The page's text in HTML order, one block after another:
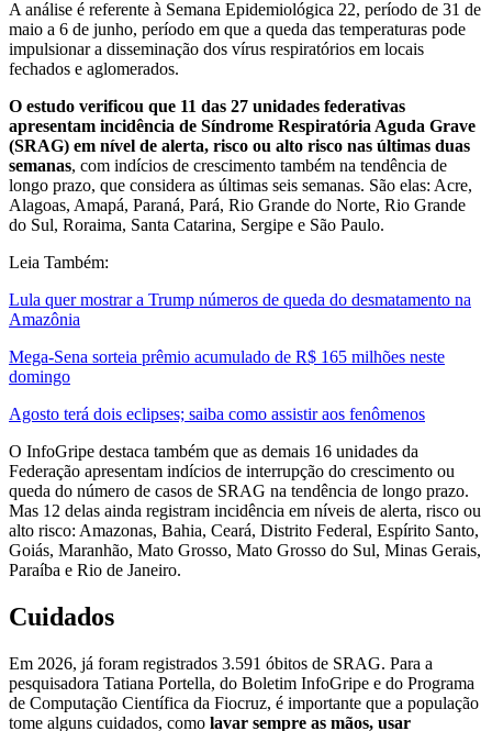
A análise é referente à Semana Epidemiológica 22, período de 31 de
maio a 6 de junho, período em que a queda das temperaturas pode
impulsionar a disseminação dos vírus respiratórios em locais
fechados e aglomerados.
O estudo verificou que 11 das 27 unidades federativas
apresentam incidência de Síndrome Respiratória Aguda Grave
(SRAG) em nível de alerta, risco ou alto risco nas últimas duas
semanas, com indícios de crescimento também na tendência de
longo prazo, que considera as últimas seis semanas. São elas: Acre,
Alagoas, Amapá, Paraná, Pará, Rio Grande do Norte, Rio Grande
do Sul, Roraima, Santa Catarina, Sergipe e São Paulo.
Leia Também:
Lula quer mostrar a Trump números de queda do desmatamento na
Amazônia
Mega-Sena sorteia prêmio acumulado de R$ 165 milhões neste
domingo
Agosto terá dois eclipses; saiba como assistir aos fenômenos
O InfoGripe destaca também que as demais 16 unidades da
Federação apresentam indícios de interrupção do crescimento ou
queda do número de casos de SRAG na tendência de longo prazo.
Mas 12 delas ainda registram incidência em níveis de alerta, risco ou
alto risco: Amazonas, Bahia, Ceará, Distrito Federal, Espírito Santo,
Goiás, Maranhão, Mato Grosso, Mato Grosso do Sul, Minas Gerais,
Paraíba e Rio de Janeiro.
Cuidados
Em 2026, já foram registrados 3.591 óbitos de SRAG. Para a
pesquisadora Tatiana Portella, do Boletim InfoGripe e do Programa
de Computação Científica da Fiocruz, é importante que a população
tome alguns cuidados, como lavar sempre as mãos, usar